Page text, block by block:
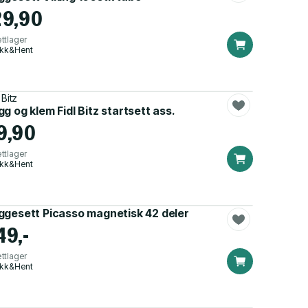
og klem Fidl Bitz startsett ass.
Picasso magnetisk 42 deler